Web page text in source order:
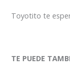
Toyotito te
TE PUEDE